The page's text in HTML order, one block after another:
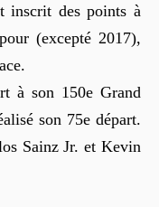
inscrit des points à
(excepté 2017),
à son 150e Grand
son 75e départ.
Sainz Jr. et Kevin